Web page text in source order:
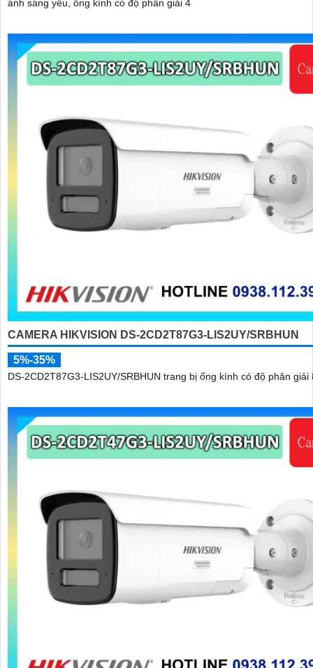
ánh sáng yếu, ống kính có độ phân giải 4
CAMERA HIKVISION DS-2CD2T87G3-LIS2UY/SRBHUN
5%-35%
DS-2CD2T87G3-LIS2UY/SRBHUN trang bị ống kính có độ phân giải